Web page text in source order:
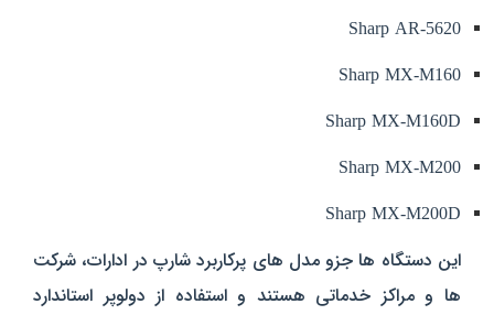
Sharp AR-5620
Sharp MX-M160
Sharp MX-M160D
Sharp MX-M200
Sharp MX-M200D
این دستگاه‌ ها جزو مدل‌ های پرکاربرد شارپ در ادارات، شرکت‌
ها و مراکز خدماتی هستند و استفاده از دولوپر استاندارد